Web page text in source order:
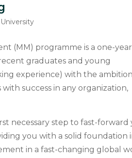
(MM) programme is a one-
graduates and young
experience) with the
success in any organization,
necessary step to fast-forward
you with a solid foundation
in a fast-changing global